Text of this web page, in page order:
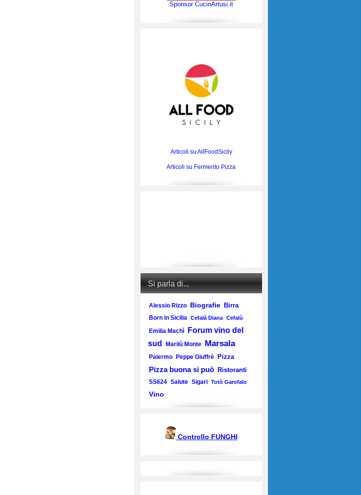
Sponsor CucinArtusi.it
Articoli su AllFoodSicily
Articoli su Fermento Pizza
Si parla di...
Alessio Rizzo Biografie Birra
Born in Sicilia Cefalà Diana Cefalù
Emilia Machì
Forum vino del
sud
Marilù Monte Marsala
Palermo Peppe Giuffrè Pizza
Pizza buona si può Ristoranti
SS624 Salute Sigari Totò Garofalo
Vino
Controllo FUNGHI